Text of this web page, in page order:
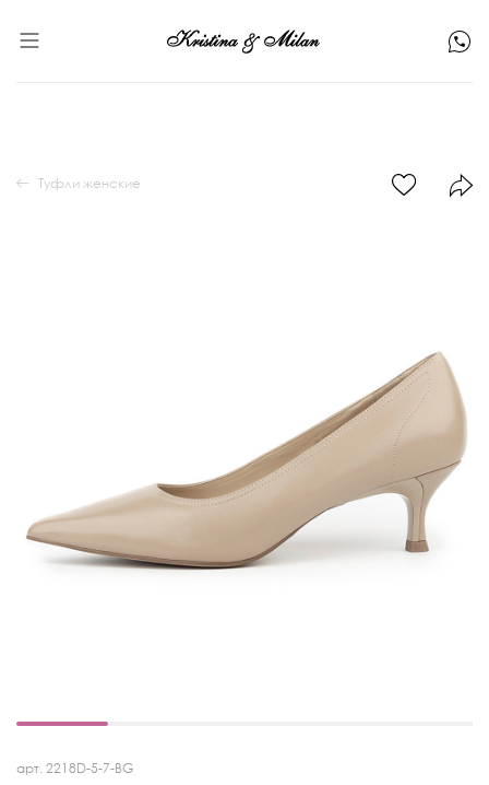
арт. 2218D-5-7-BG
Туфли женские